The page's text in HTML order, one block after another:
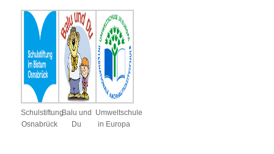
Schulstiftung
Osnabrück
Balu und
Du
Umweltschule
in Europa